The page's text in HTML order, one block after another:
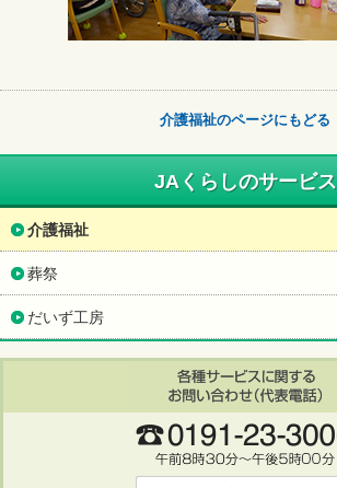
介護福祉のページにもどる
JAくらしのサービス
介護福祉
葬祭
だいず工房